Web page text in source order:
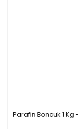
Parafin Boncuk 1